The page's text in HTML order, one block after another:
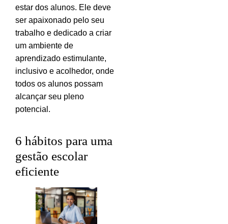
estar dos alunos. Ele deve
ser apaixonado pelo seu
trabalho e dedicado a criar
um ambiente de
aprendizado estimulante,
inclusivo e acolhedor, onde
todos os alunos possam
alcançar seu pleno
potencial.
6 hábitos para uma
gestão escolar
eficiente